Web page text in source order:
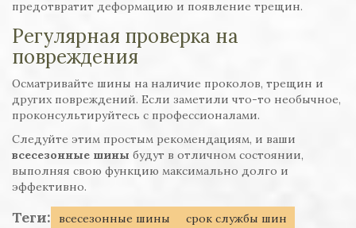
предотвратит деформацию и появление трещин.
Регулярная проверка на
повреждения
Осматривайте шины на наличие проколов, трещин и
других повреждений. Если заметили что-то необычное,
проконсультируйтесь с профессионалами.
Следуйте этим простым рекомендациям, и ваши
всесезонные шины будут в отличном состоянии,
выполняя свою функцию максимально долго и
эффективно.
Теги: всесезонные шины
срок службы шин